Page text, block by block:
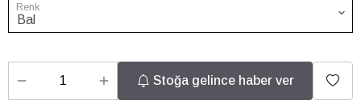
Renk
Stoğa gelince haber ver